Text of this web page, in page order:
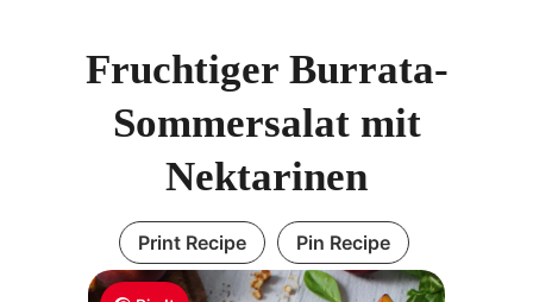
Fruchtiger Burrata-
Sommersalat mit
Nektarinen
Print Recipe Pin Recipe